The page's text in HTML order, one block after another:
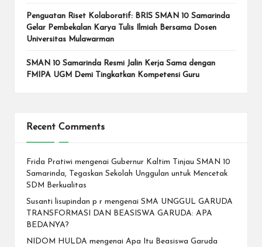
Penguatan Riset Kolaboratif: BRIS SMAN 10 Samarinda
Gelar Pembekalan Karya Tulis Ilmiah Bersama Dosen
Universitas Mulawarman
SMAN 10 Samarinda Resmi Jalin Kerja Sama dengan
FMIPA UGM Demi Tingkatkan Kompetensi Guru
Recent Comments
Frida Pratiwi mengenai Gubernur Kaltim Tinjau SMAN 10
Samarinda, Tegaskan Sekolah Unggulan untuk Mencetak
SDM Berkualitas
Susanti lisupindan p r mengenai SMA UNGGUL GARUDA
TRANSFORMASI DAN BEASISWA GARUDA: APA
BEDANYA?
NIDOM HULDA mengenai Apa Itu Beasiswa Garuda